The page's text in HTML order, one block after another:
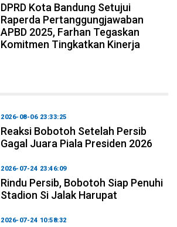
DPRD Kota Bandung Setujui
Raperda Pertanggungjawaban
APBD 2025, Farhan Tegaskan
Komitmen Tingkatkan Kinerja
2026-08-06 23:33:25
Reaksi Bobotoh Setelah Persib
Gagal Juara Piala Presiden 2026
2026-07-24 23:46:09
Rindu Persib, Bobotoh Siap Penuhi
Stadion Si Jalak Harupat
2026-07-24 10:58:32